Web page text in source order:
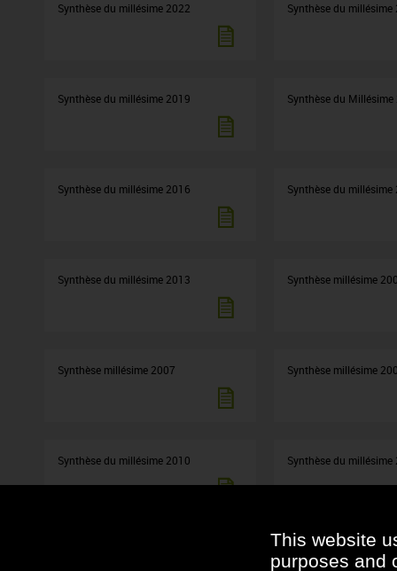
Synthèse du millésime 2022 Synthèse du millésime
Synthèse du millésime 2019 Synthèse du Millésime
Synthèse du millésime 2016 Synthèse du millésime
Synthèse du millésime 2013 Synthèse millésime
Synthèse millésime 2007 Synthèse millésime
Synthèse du millésime 2010 Synthèse du millésime
Fiches dégustation
raisins blancs
This website
purposes and